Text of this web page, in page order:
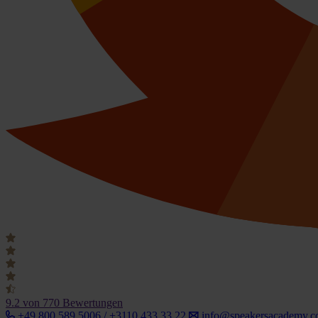
9.2 von 770 Bewertungen
+49 800 589 5006 / +3110 433 33 22